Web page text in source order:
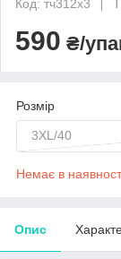
Код: тч312х3
590 ₴/
Розмір
3XL/40
Немає в
Опис